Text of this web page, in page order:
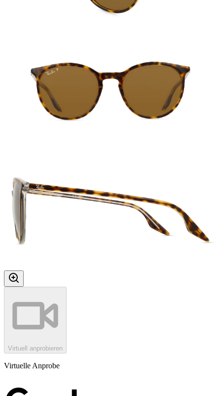
Virtuell anprobieren
Virtuelle Anprobe